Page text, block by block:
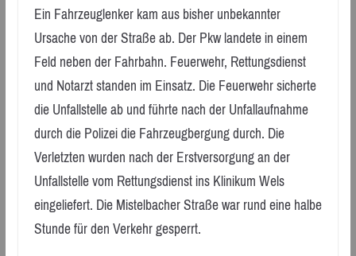
Ein Fahrzeuglenker kam aus bisher unbekannter
Ursache von der Straße ab. Der Pkw landete in einem
Feld neben der Fahrbahn. Feuerwehr, Rettungsdienst
und Notarzt standen im Einsatz. Die Feuerwehr sicherte
die Unfallstelle ab und führte nach der Unfallaufnahme
durch die Polizei die Fahrzeugbergung durch. Die
Verletzten wurden nach der Erstversorgung an der
Unfallstelle vom Rettungsdienst ins Klinikum Wels
eingeliefert. Die Mistelbacher Straße war rund eine halbe
Stunde für den Verkehr gesperrt.